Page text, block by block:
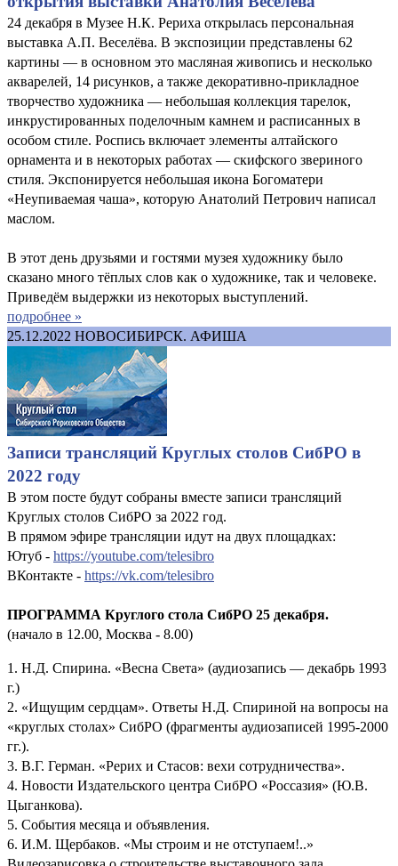
24 декабря в Музее Н.К. Рериха открылась персональная
выставка А.П. Веселёва. В экспозиции представлены 62
картины — в основном это масляная живопись и несколько
акварелей, 14 рисунков, а также декоративно-прикладное
творчество художника — небольшая коллекция тарелок,
инкрустированных поделочным камнем и расписанных в
особом стиле. Роспись включает элементы алтайского
орнамента и в некоторых работах — скифского звериного
стиля. Экспонируется небольшая икона Богоматери
«Неупиваемая чаша», которую Анатолий Петрович написал
маслом.
В этот день друзьями и гостями музея художнику было
сказано много тёплых слов как о художнике, так и человеке.
Приведём выдержки из некоторых выступлений.
подробнее »
25.12.2022 НОВОСИБИРСК. АФИША
Записи трансляций Круглых столов СибРО в
2022 году
В этом посте будут собраны вместе записи трансляций
Круглых столов СибРО за 2022 год.
В прямом эфире трансляции идут на двух площадках:
Ютуб - https://youtube.com/telesibro
ВКонтакте - https://vk.com/telesibro
ПРОГРАММА Круглого стола СибРО 25 декабря.
(начало в 12.00, Москва - 8.00)
1. Н.Д. Спирина. «Весна Света» (аудиозапись — декабрь 1993
г.)
2. «Ищущим сердцам». Ответы Н.Д. Спириной на вопросы на
«круглых столах» СибРО (фрагменты аудиозаписей 1995-2000
гг.).
3. В.Г. Герман. «Рерих и Стасов: вехи сотрудничества».
4. Новости Издательского центра СибРО «Россазия» (Ю.В.
Цыганкова).
5. События месяца и объявления.
6. И.М. Щербаков. «Мы строим и не отступаем!..»